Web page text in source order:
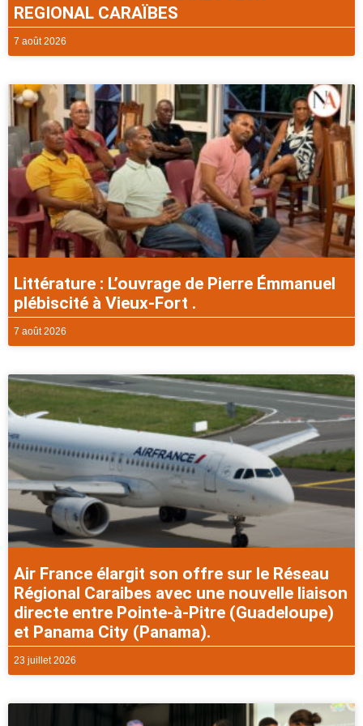
REGIONAL CARAÏBES
7 août 2026
Littérature : L’ouvrage de Pierre Émmanuel
plébiscité à Vieux-Fort .
7 août 2026
Air France élargit son offre sur le Réseau
Régional Caraibes avec une nouvelle liaison
directe entre Pointe-à-Pitre (Guadeloupe)
et Panama City (Panama).
23 juillet 2026